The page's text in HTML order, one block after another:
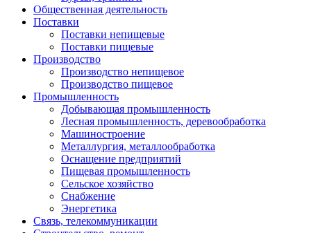
Общественная деятельность
Поставки
Поставки непищевые
Поставки пищевые
Производство
Производство непищевое
Производство пищевое
Промышленность
Добывающая промышленность
Лесная промышленность, деревообработка
Машиностроение
Металлургия, металлообработка
Оснащение предприятий
Пищевая промышленность
Сельское хозяйство
Снабжение
Энергетика
Связь, телекоммуникации